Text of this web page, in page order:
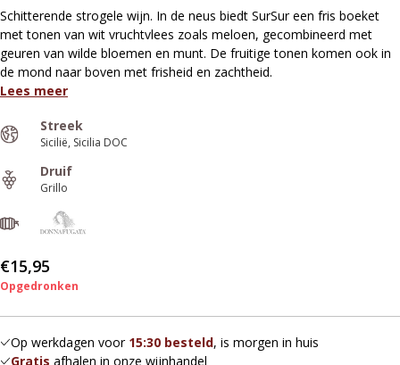
Schitterende strogele wijn. In de neus biedt SurSur een fris boeket
met tonen van wit vruchtvlees zoals meloen, gecombineerd met
geuren van wilde bloemen en munt. De fruitige tonen komen ook in
de mond naar boven met frisheid en zachtheid.
Lees meer
Streek
Sicilië Sicilia DOC
Druif
Grillo
€15,95
Opgedronken
Op werkdagen voor 15:30 besteld, is morgen in huis
Gratis afhalen in onze wijnhandel